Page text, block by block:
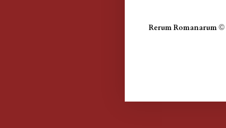
Rerum Romanarum ©